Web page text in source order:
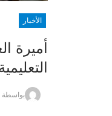
الأخبار
أميرة
بواسطة